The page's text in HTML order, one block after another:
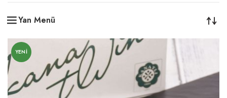
Yan Menü
YENI